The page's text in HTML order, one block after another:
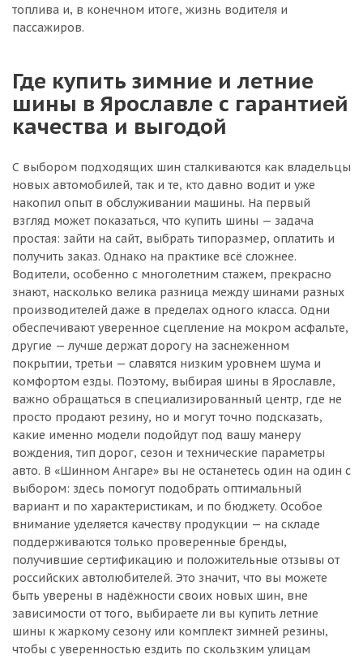
топлива и, в конечном итоге, жизнь водителя и
пассажиров.
Где купить зимние и летние
шины в Ярославле с гарантией
качества и выгодой
С выбором подходящих шин сталкиваются как владельцы
новых автомобилей, так и те, кто давно водит и уже
накопил опыт в обслуживании машины. На первый
взгляд может показаться, что купить шины — задача
простая: зайти на сайт, выбрать типоразмер, оплатить и
получить заказ. Однако на практике всё сложнее.
Водители, особенно с многолетним стажем, прекрасно
знают, насколько велика разница между шинами разных
производителей даже в пределах одного класса. Одни
обеспечивают уверенное сцепление на мокром асфальте,
другие — лучше держат дорогу на заснеженном
покрытии, третьи — славятся низким уровнем шума и
комфортом езды. Поэтому, выбирая шины в Ярославле,
важно обращаться в специализированный центр, где не
просто продают резину, но и могут точно подсказать,
какие именно модели подойдут под вашу манеру
вождения, тип дорог, сезон и технические параметры
авто. В «Шинном Ангаре» вы не останетесь один на один с
выбором: здесь помогут подобрать оптимальный
вариант и по характеристикам, и по бюджету. Особое
внимание уделяется качеству продукции — на складе
поддерживаются только проверенные бренды,
получившие сертификацию и положительные отзывы от
российских автолюбителей. Это значит, что вы можете
быть уверены в надёжности своих новых шин, вне
зависимости от того, выбираете ли вы купить летние
шины к жаркому сезону или комплект зимней резины,
чтобы с уверенностью ездить по скользким улицам